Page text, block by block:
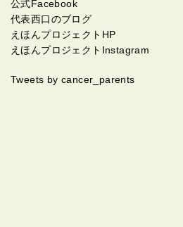
公式Facebook
代表西口のブログ
えほんプロジェクトHP
えほんプロジェクトInstagram
Tweets by cancer_parents